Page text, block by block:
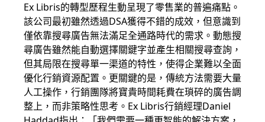
Ex Libris的轉型歷程生動呈現了零售業的普遍痛點。
該公司最初雖然透過DSA獲得不錯的成效，但意識到
僅依靠搜尋廣告無法滿足全通路時代的需求。動態搜
尋廣告雖然能自動選擇關鍵字並產生相關搜尋查詢，
但其局限在搜尋單一渠道的特性，使得企業難以全面
優化行銷資源配置。更關鍵的是，傳統方法需要大量
人工操作，行銷團隊將寶貴時間耗費在瑣碎的廣告調
整上，而非策略性思考。Ex Libris行銷經理Daniel